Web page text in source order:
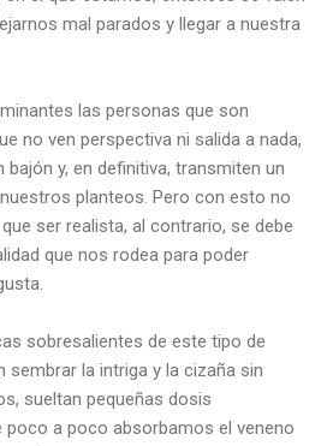
mal parados y llegar a nuestra
las personas que son
no ven perspectiva ni salida a nada,
y, en definitiva, transmiten un
planteos. Pero con esto no
ser realista, al contrario, se debe
que nos rodea para poder
sobresalientes de este tipo de
sembrar la intriga y la cizaña sin
sueltan pequeñas dosis
poco a poco absorbamos el veneno